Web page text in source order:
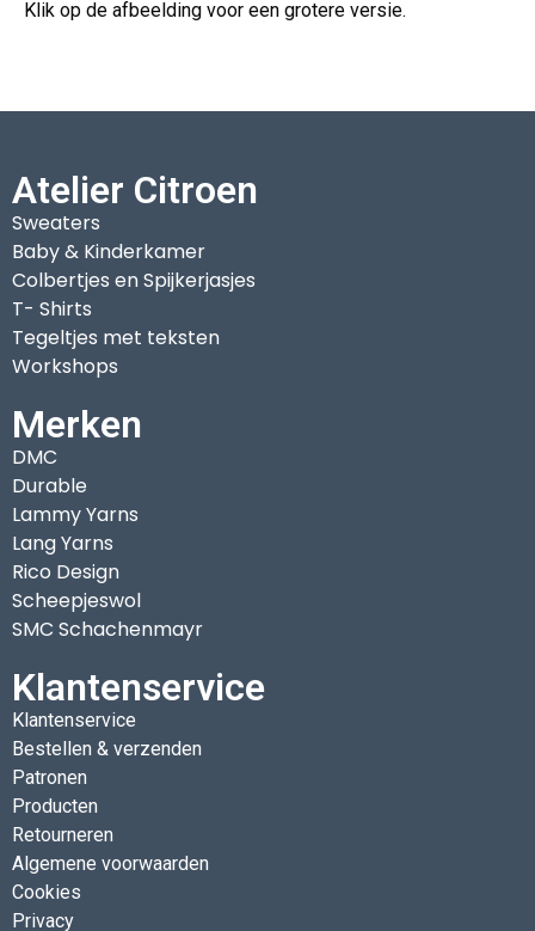
Klik op de afbeelding voor een grotere versie.
Atelier Citroen
Sweaters
Baby & Kinderkamer
Colbertjes en Spijkerjasjes
T- Shirts
Tegeltjes met teksten
Workshops
Merken
DMC
Durable
Lammy Yarns
Lang Yarns
Rico Design
Scheepjeswol
SMC Schachenmayr
Klantenservice
Klantenservice
Bestellen & verzenden
Patronen
Producten
Retourneren
Algemene voorwaarden
Cookies
Privacy